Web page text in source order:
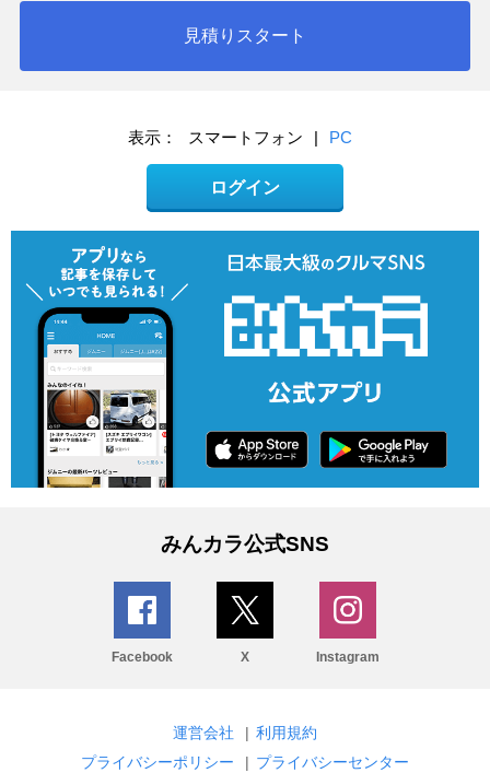
見積りスタート
表示： スマートフォン | PC
ログイン
みんカラ公式SNS
Facebook X Instagram
運営会社 | 利用規約
プライバシーポリシー
| プライバシーセンター